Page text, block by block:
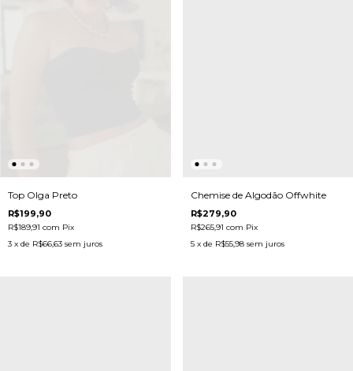
Top Olga Preto
R$199,90
R$189,91 com Pix
3 x de R$66,63 sem juros
Chemise de Algodão Offwhite
R$279,90
R$265,91 com Pix
5 x de R$55,98 sem juros